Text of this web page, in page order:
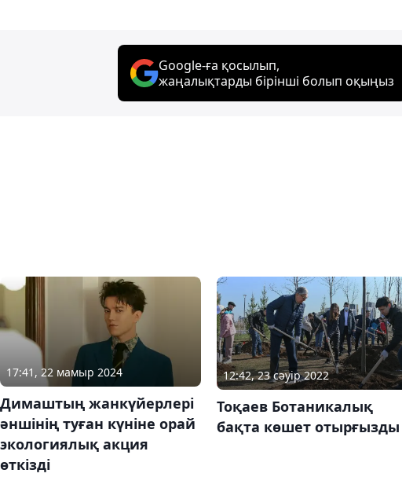
Google-ға қосылып,
жаңалықтарды бірінші болып оқыңыз
17:41, 22 мамыр 2024
Димаштың жанкүйерлері
әншінің туған күніне орай
экологиялық акция
өткізді
12:42, 23 сәуір 2022
Тоқаев Ботаникалық
бақта көшет отырғызды